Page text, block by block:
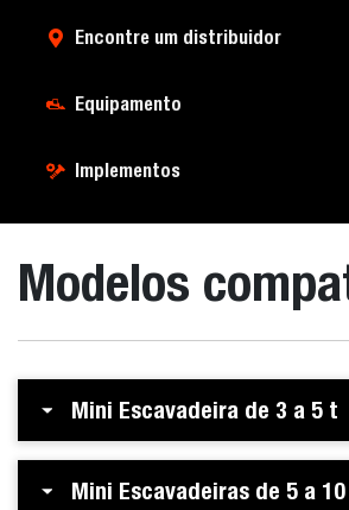
Encontre um distribuidor
Equipamento
Implementos
Modelos
Mini Escavadeira de 3 a 5 t
Mini Escavadeiras de 5 a